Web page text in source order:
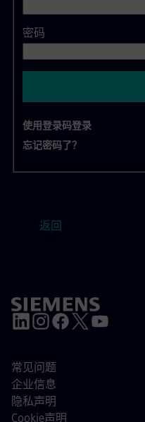
密码
使用登录码登录
忘记密码了？
返回
常见问题
企业信息
隐私声明
Cookie声明